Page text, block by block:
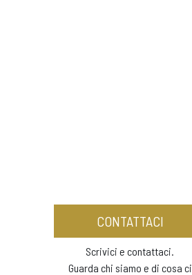
CONTATTACI
Scrivici e contattaci.
Guarda chi siamo e di cosa ci